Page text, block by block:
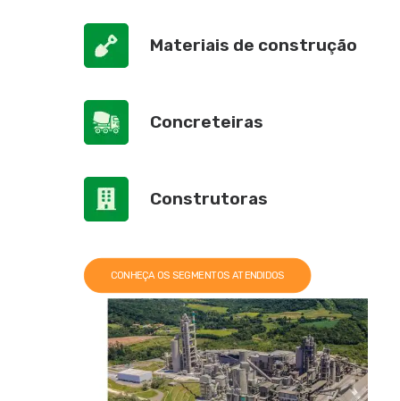
Materiais de construção
Concreteiras
Construtoras
CONHEÇA OS SEGMENTOS ATENDIDOS